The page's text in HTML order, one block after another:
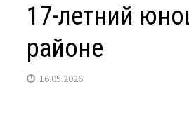
17-летний
районе
16.05.2026